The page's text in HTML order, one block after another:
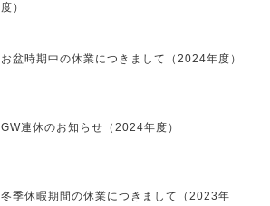
度）
お盆時期中の休業につきまして（2024年度）
GW連休のお知らせ（2024年度）
冬季休暇期間の休業につきまして（2023年